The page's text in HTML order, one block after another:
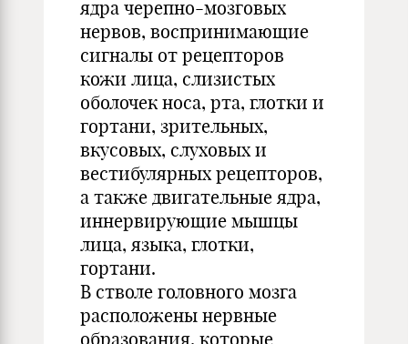
ядра черепно-мозговых
нервов, воспринимающие
сигналы от рецепторов
кожи лица, слизистых
оболочек носа, рта, глотки и
гортани, зрительных,
вкусовых, слуховых и
вестибулярных рецепторов,
а также двигательные ядра,
иннервирующие мышцы
лица, языка, глотки,
гортани.
В стволе головного мозга
расположены нервные
образования, которые